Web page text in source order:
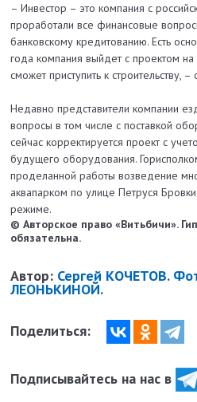
– Инвестор – это компания с
проработали все финансовые
банковскому кредитованию. Есть
года компания выйдет с проектом на
сможет приступить к строительству,
Недавно представители компании
вопросы в том числе с поставкой
сейчас корректируется проект с
будущего оборудования.
проделанной работы возведение
аквапарком по улице Петруся
режиме.
© Авторское право «Витьбичи».
обязательна.
Автор: Сергей КОЧЕТОВ.
ЛЕОНЬКИНОЙ.
Поделиться:
Подписывайтесь на нас в